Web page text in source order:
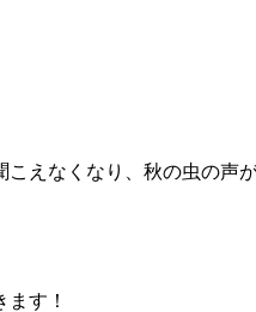
えなくなり、秋の虫の声
す！